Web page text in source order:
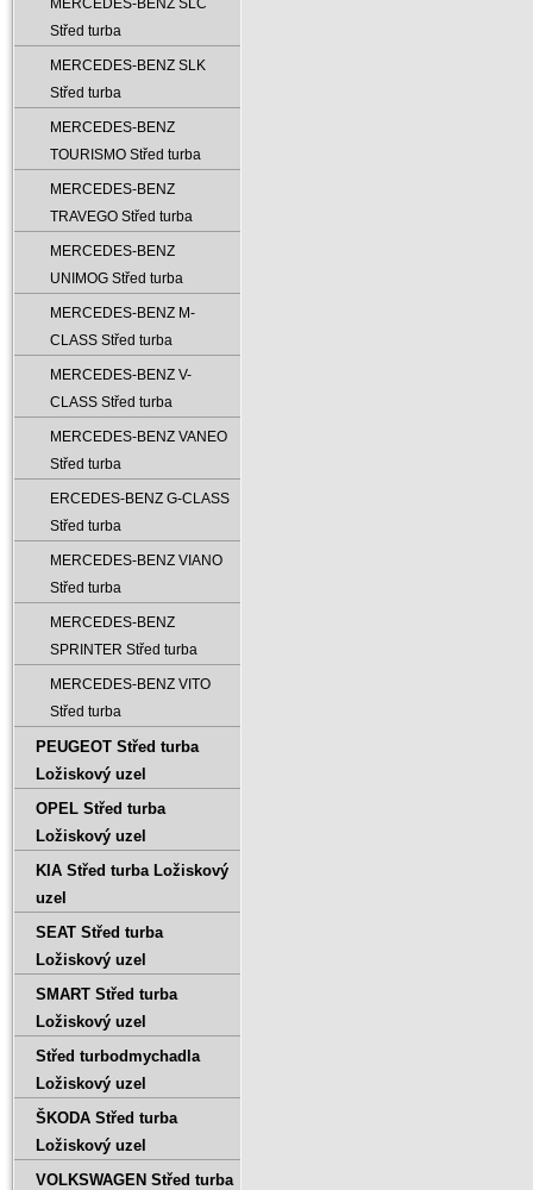
MERCEDES-BENZ SLC
Střed turba
MERCEDES-BENZ SLK
Střed turba
MERCEDES-BENZ
TOURISMO Střed turba
MERCEDES-BENZ
TRAVEGO Střed turba
MERCEDES-BENZ
UNIMOG Střed turba
MERCEDES-BENZ M-
CLASS Střed turba
MERCEDES-BENZ V-
CLASS Střed turba
MERCEDES-BENZ VANEO
Střed turba
ERCEDES-BENZ G-CLASS
Střed turba
MERCEDES-BENZ VIANO
Střed turba
MERCEDES-BENZ
SPRINTER Střed turba
MERCEDES-BENZ VITO
Střed turba
PEUGEOT Střed turba
Ložiskový uzel
OPEL Střed turba
Ložiskový uzel
KIA Střed turba Ložiskový
uzel
SEAT Střed turba
Ložiskový uzel
SMART Střed turba
Ložiskový uzel
Střed turbodmychadla
Ložiskový uzel
ŠKODA Střed turba
Ložiskový uzel
VOLKSWAGEN Střed turba